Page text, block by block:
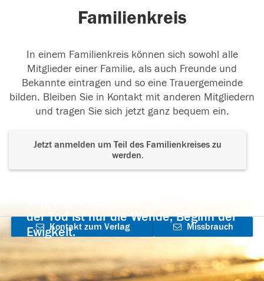
Familienkreis
In einem Familienkreis können sich sowohl alle
Mitglieder einer Familie, als auch Freunde und
Bekannte eintragen und so eine Trauergemeinde
bilden. Bleiben Sie in Kontakt mit anderen Mitgliedern
und tragen Sie sich jetzt ganz bequem ein.
Jetzt anmelden um Teil des Familienkreises zu
werden.
der Tod ist nur die Wende, Beginn der
Ewigkeit.
Kontakt zum Verlag
aufnehmen
Missbrauch